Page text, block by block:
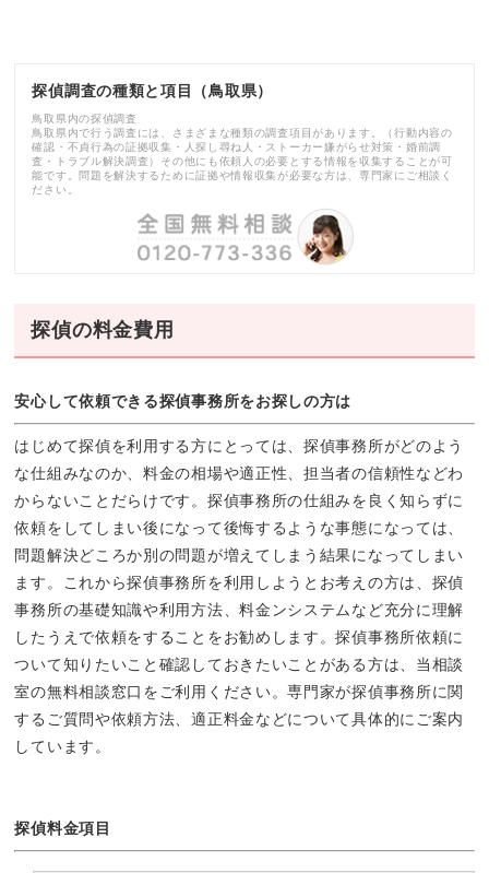
探偵調査の種類と項目（鳥取県）
鳥取県内の探偵調査
鳥取県内で行う調査には、さまざまな種類の調査項目があります。（行動内容の
確認・不貞行為の証拠収集・人探し尋ね人・ストーカー嫌がらせ対策・婚前調
査・トラブル解決調査）その他にも依頼人の必要とする情報を収集することが可
能です。問題を解決するために証拠や情報収集が必要な方は、専門家にご相談く
ださい。
探偵の料金費用
安心して依頼できる探偵事務所をお探しの方は
はじめて探偵を利用する方にとっては、探偵事務所がどのよう
な仕組みなのか、料金の相場や適正性、担当者の信頼性などわ
からないことだらけです。探偵事務所の仕組みを良く知らずに
依頼をしてしまい後になって後悔するような事態になっては、
問題解決どころか別の問題が増えてしまう結果になってしまい
ます。これから探偵事務所を利用しようとお考えの方は、探偵
事務所の基礎知識や利用方法、料金ンシステムなど充分に理解
したうえで依頼をすることをお勧めします。探偵事務所依頼に
ついて知りたいこと確認しておきたいことがある方は、当相談
室の無料相談窓口をご利用ください。専門家が探偵事務所に関
するご質問や依頼方法、適正料金などについて具体的にご案内
しています。
探偵料金項目